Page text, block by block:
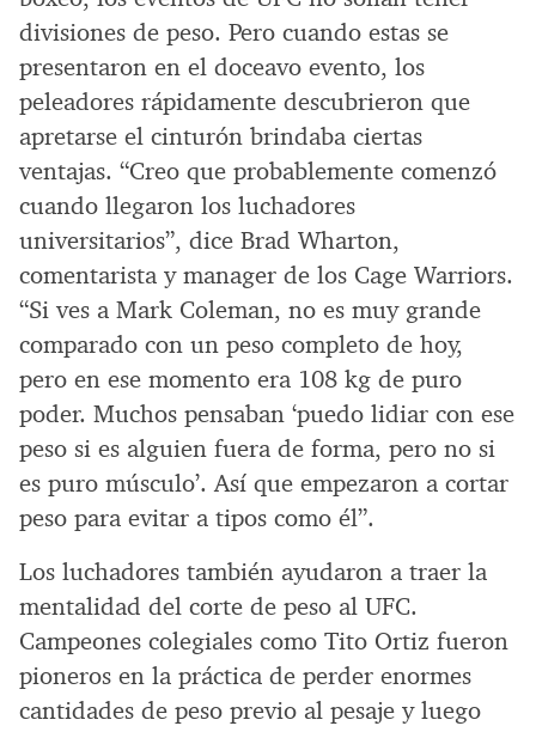
divisiones de peso. Pero cuando estas se
presentaron en el doceavo evento, los
peleadores rápidamente descubrieron que
apretarse el cinturón brindaba ciertas
ventajas. “Creo que probablemente comenzó
cuando llegaron los luchadores
universitarios”, dice Brad Wharton,
comentarista y manager de los Cage Warriors.
“Si ves a Mark Coleman, no es muy grande
comparado con un peso completo de hoy,
pero en ese momento era 108 kg de puro
poder. Muchos pensaban ‘puedo lidiar con ese
peso si es alguien fuera de forma, pero no si
es puro músculo’. Así que empezaron a cortar
peso para evitar a tipos como él”.
Los luchadores también ayudaron a traer la
mentalidad del corte de peso al UFC.
Campeones colegiales como Tito Ortiz fueron
pioneros en la práctica de perder enormes
cantidades de peso previo al pesaje y luego